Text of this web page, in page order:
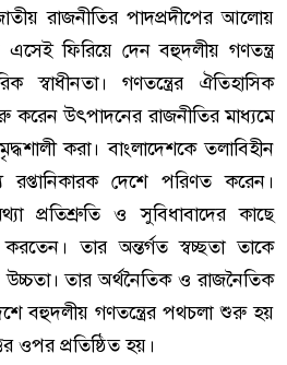
রাজনীতির পাদপ্রদীপের আলোয়
এসেই ফিরিয়ে দেন বহুদলীয় গণতন্ত্র
স্বাধীনতা। গণতন্ত্রের ঐতিহাসিক
করেন উৎপাদনের রাজনীতির মাধ্যমে
করা। বাংলাদেশকে তলাবিহীন
দেশে পরিণত করেন।
প্রতিশ্রুতি ও সুবিধাবাদের কাছে
তার অন্তর্গত স্বচ্ছতা তাকে
তার অর্থনৈতিক ও রাজনৈতিক
বহুদলীয় গণতন্ত্রের পথচলা শুরু হয়
ওপর প্রতিষ্ঠিত হয়।